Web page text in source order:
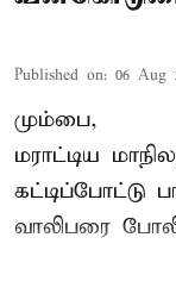
Published on: 06 Aug
மும்பை,
மராட்டிய
கட்டிப்போட்டு
வாலிபரை